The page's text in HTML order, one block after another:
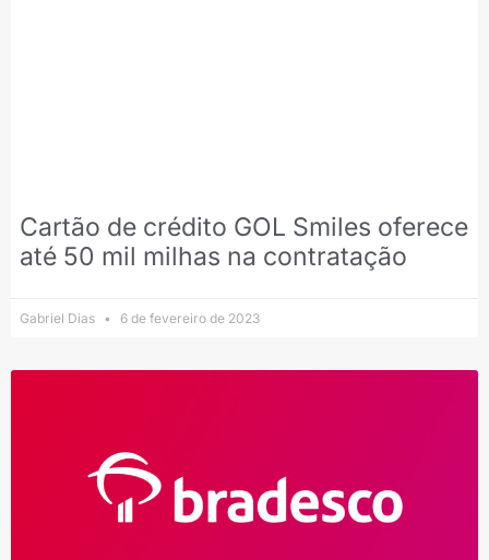
Cartão de crédito GOL Smiles oferece
até 50 mil milhas na contratação
Gabriel Dias 6 de fevereiro de 2023